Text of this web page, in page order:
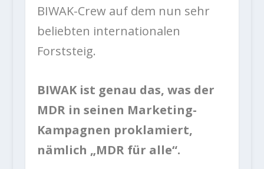
BIWAK-Crew auf dem nun sehr
beliebten internationalen
Forststeig.
BIWAK ist genau das, was der
MDR in seinen Marketing-
Kampagnen proklamiert,
nämlich „MDR für alle“.